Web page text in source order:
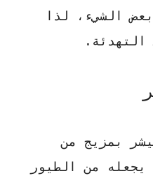
الشيء، لذا
.
بمزيج من
يجعله من الطيور